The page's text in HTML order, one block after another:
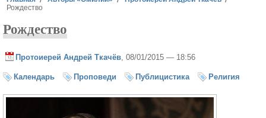
Рождество
Рождество
Протоиерей Андрей Ткачёв , 08/01/2015 — 18:56
Календарь Проповеди Публицистика Религия